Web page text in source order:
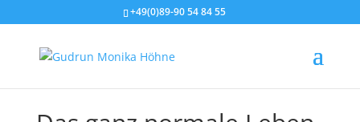
+49(0)89-90 54 84 55